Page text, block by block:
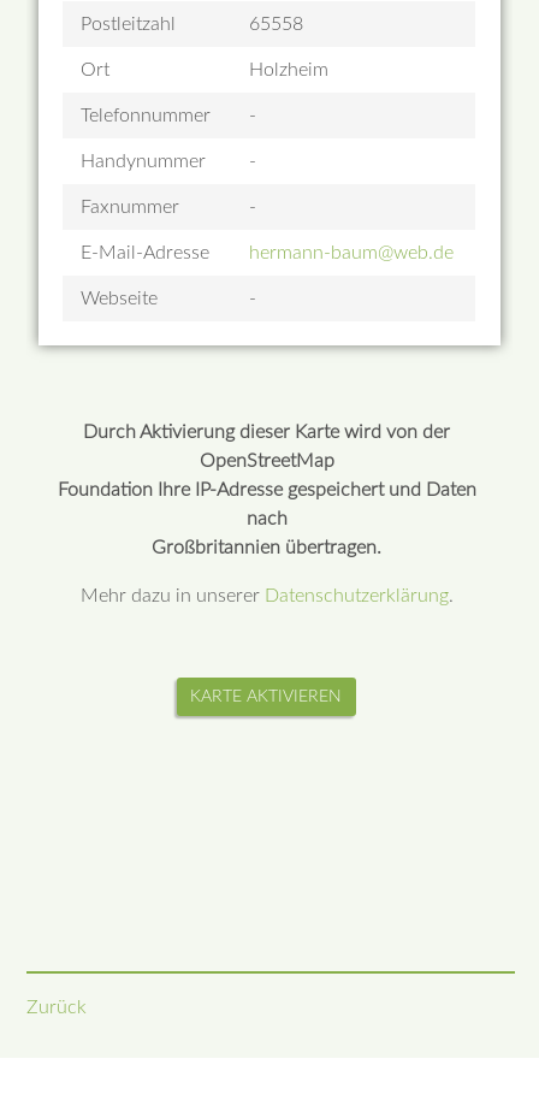
Postleitzahl 65558
Ort Holzheim
Telefonnummer -
Handynummer -
Faxnummer -
E-Mail-Adresse hermann-baum@web.de
Webseite -
Durch Aktivierung dieser Karte wird von der
OpenStreetMap
Foundation Ihre IP-Adresse gespeichert und Daten
nach
Großbritannien übertragen.
Mehr dazu in unserer Datenschutzerklärung.
KARTE AKTIVIEREN
Zurück